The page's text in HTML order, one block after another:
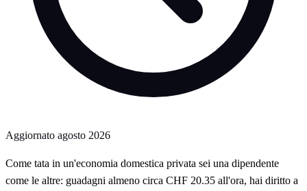
Aggiornato agosto 2026
Come tata in un'economia domestica privata sei una dipendente
come le altre: guadagni almeno circa CHF 20.35 all'ora, hai diritto a